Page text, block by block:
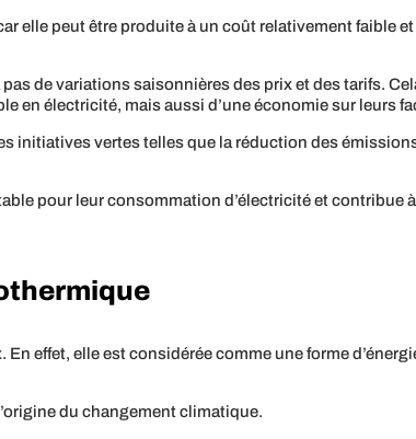
elle peut être produite à un coût relativement faible
de variations saisonnières des prix et des tarifs.
en électricité, mais aussi d’une économie sur leurs
initiatives vertes telles que la réduction des
pour leur consommation d’électricité et contribue
effet, elle est considérée comme une forme
du changement climatique.